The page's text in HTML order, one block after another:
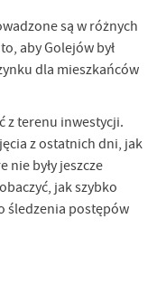
są w różnych
aby Golejów był
dla mieszkańców
z terenu inwestycji.
z ostatnich dni, jak
były jeszcze
jak szybko
śledzenia postępów